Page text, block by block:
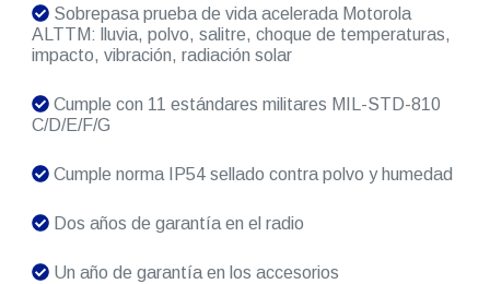
Sobrepasa prueba de vida acelerada Motorola
ALTTM: lluvia, polvo, salitre, choque de temperaturas,
impacto, vibración, radiación solar
Cumple con 11 estándares militares MIL-STD-810
C/D/E/F/G
Cumple norma IP54 sellado contra polvo y humedad
Dos años de garantía en el radio
Un año de garantía en los accesorios